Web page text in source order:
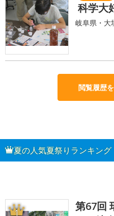
科学大
岐阜県・大
閲覧履歴
夏の人気夏祭りランキング
1
第67回